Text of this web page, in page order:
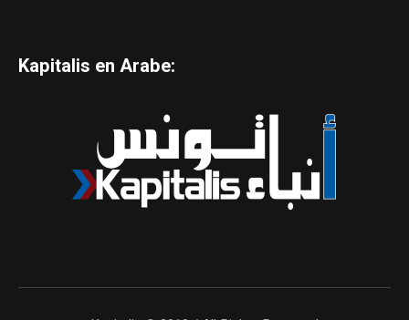
Kapitalis en Arabe: